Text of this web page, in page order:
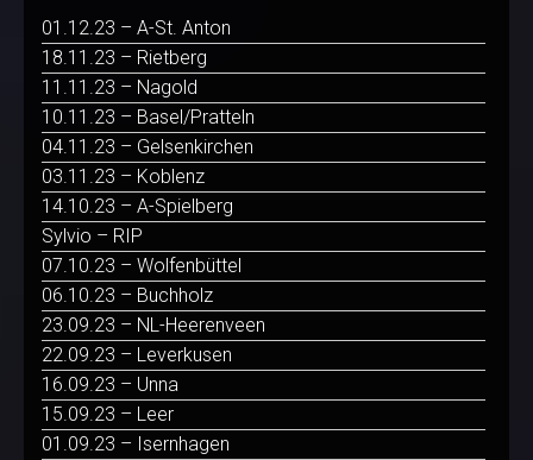
01.12.23 – A-St. Anton
18.11.23 – Rietberg
11.11.23 – Nagold
10.11.23 – Basel/Pratteln
04.11.23 – Gelsenkirchen
03.11.23 – Koblenz
14.10.23 – A-Spielberg
Sylvio – RIP
07.10.23 – Wolfenbüttel
06.10.23 – Buchholz
23.09.23 – NL-Heerenveen
22.09.23 – Leverkusen
16.09.23 – Unna
15.09.23 – Leer
01.09.23 – Isernhagen